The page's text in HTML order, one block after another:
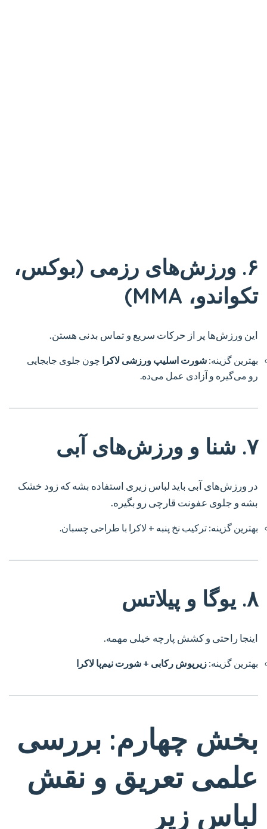
۶. ورزش‌های رزمی (بوکس،
تکواندو، MMA)
این ورزش‌ها پر از حرکات سریع و تماس بدنی هستن.
بهترین گزینه: شورت اسلیپ ورزشی لاکرا چون جلوی جابجایی
رو می‌گیره و آزادی عمل می‌ده.
۷. شنا و ورزش‌های آبی
در ورزش‌های آبی باید لباس زیری استفاده بشه که زود خشک
بشه و جلوی عفونت قارچی رو بگیره.
بهترین گزینه: ترکیب نخ پنبه + لاکرا با طراحی چسبان.
۸. یوگا و پیلاتس
اینجا راحتی و کشش پارچه خیلی مهمه.
بهترین گزینه: زیرپوش رکابی + شورت نیم‌پا لاکرا
بخش چهارم: بررسی
علمی تعریق و نقش
لباس زیر